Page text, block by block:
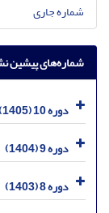
شماره جاری
شماره‌های پیشین
دوره 10 (1405)
دوره 9 (1404)
دوره 8 (1403)